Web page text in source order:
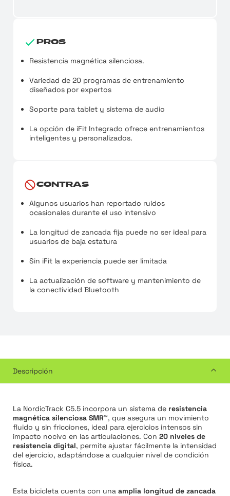
PROS
Resistencia magnética silenciosa.
Variedad de 20 programas de entrenamiento
diseñados por expertos
Soporte para tablet y sistema de audio
La opción de iFit Integrado ofrece entrenamientos
inteligentes y personalizados.
CONTRAS
Algunos usuarios han reportado ruidos
ocasionales durante el uso intensivo
La longitud de zancada fija puede no ser ideal para
usuarios de baja estatura
Sin iFit la experiencia puede ser limitada
La actualización de software y mantenimiento de
la conectividad Bluetooth
Descripción
La NordicTrack C5.5 incorpora un sistema de resistencia
magnética silenciosa SMR™, que asegura un movimiento
fluido y sin fricciones, ideal para ejercicios intensos sin
impacto nocivo en las articulaciones. Con 20 niveles de
resistencia digital, permite ajustar fácilmente la intensidad
del ejercicio, adaptándose a cualquier nivel de condición
física.
Esta bicicleta cuenta con una amplia longitud de zancada